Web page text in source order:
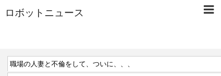
ロボットニュース
職場の人妻と不倫をして、ついに、、、